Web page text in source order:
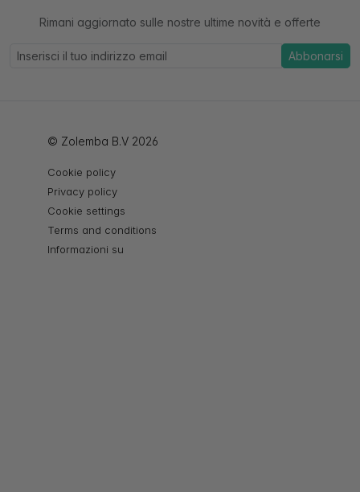
Rimani aggiornato sulle nostre ultime novità e offerte
Abbonarsi
© Zolemba B.V 2026
Cookie policy
Privacy policy
Cookie settings
Terms and conditions
Informazioni su